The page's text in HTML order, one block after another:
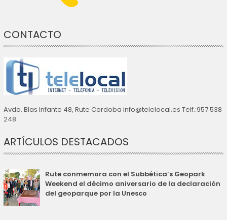
CONTACTO
Avda. Blas Infante 48, Rute Cordoba info@telelocal.es Telf.:957 538
248
ARTÍCULOS DESTACADOS
Rute conmemora con el Subbética’s Geopark
Weekend el décimo aniversario de la declaración
del geoparque por la Unesco